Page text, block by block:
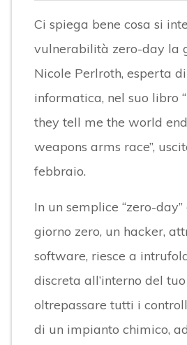
Ci spiega bene cosa si
vulnerabilità zero-day la
Nicole Perlroth, esperta
informatica, nel suo libro
they tell me the world
weapons arms race”,
febbraio.
In un semplice “zero-
giorno zero, un hacker,
software, riesce a
discreta all’interno del
oltrepassare tutti i
di un impianto chimico,